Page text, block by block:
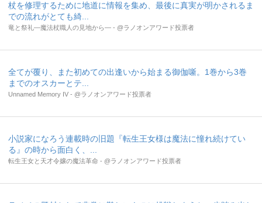
杖を修理するために地道に情報を集め、最後に真実が明かされるま
での流れがとても綺...
竜と祭礼―魔法杖職人の見地から― - @ラノオンアワード投票者
全てが覆り、また初めての出逢いから始まる御伽噺。1巻から3巻
までのオスカーとテ...
Unnamed Memory IV - @ラノオンアワード投票者
小説家になろう連載時の旧題『転生王女様は魔法に憧れ続けてい
る』の時から面白く、...
転生王女と天才令嬢の魔法革命 - @ラノオンアワード投票者